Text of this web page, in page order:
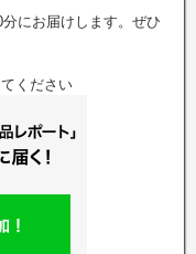
にお届けします。ぜひ
ください